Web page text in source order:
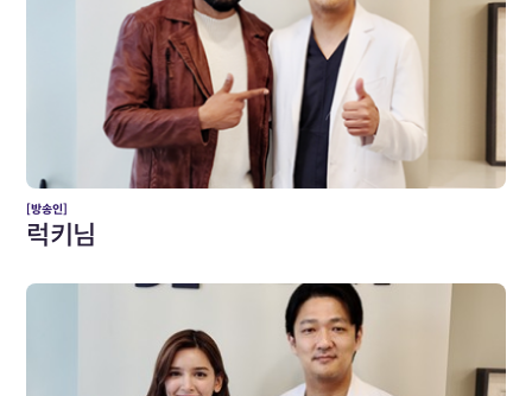
[방송인]
럭키님